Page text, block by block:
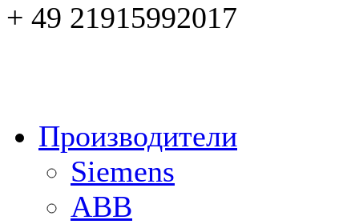
+ 49 21915992017
Производители
Siemens
ABB